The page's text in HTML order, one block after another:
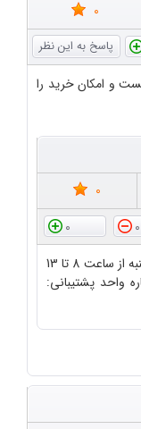
0
و امکان خرید را
0
0
0
سلام. لطفا بین روزهای شنبه تا چهارشنبه از ساعت 8 تا 13
واحد پشتیبانی: